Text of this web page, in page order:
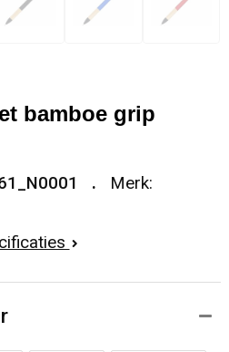
bamboe grip
Merk: